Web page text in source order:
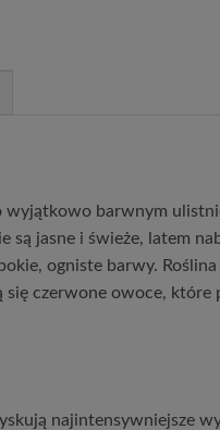
wyjątkowo barwnym
są jasne i świeże, latem
ogniste barwy.
czerwone owoce, które
najintensywniejsze